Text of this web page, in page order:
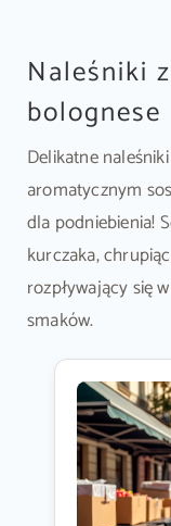
Naleśniki
bolognese
Delikatne
aromatycznym
dla podniebienia!
kurczaka,
rozpływający się
smaków.